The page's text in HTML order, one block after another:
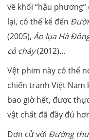
về khối “hậu
lại, có thể kể đến
(2005), Áo lụa Hà
cỏ cháy(2012)...
Vệt phim này có thể
chiến tranh Việt Nam
bao giờ hết, được
vật chất đã đầy đủ
Đơn cử với Đường thư